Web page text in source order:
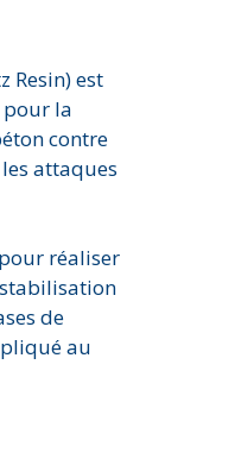
Resin) est
la
contre
attaques
réaliser
de
au